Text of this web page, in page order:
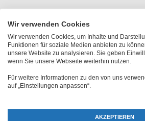
Handytasche oder
einzigartige
Hauptsache kreativ – darauf kommt
Bild sieht eine Handyhülle gleich
Wir verwenden Cookies
Wir verwenden Cookies, um Inhalte und
Funktionen für soziale Medien anbieten zu
unsere Website zu analysieren. Sie geben
wenn Sie unsere Webseite weiterhin nutzen.
Für weitere Informationen zu den von uns
auf „Einstellungen anpassen“.
AKZEPTIEREN